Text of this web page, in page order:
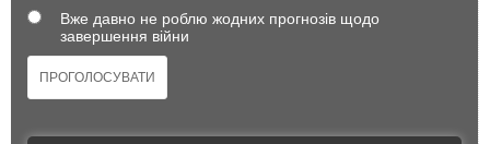
Вже давно не роблю жодних прогнозів щодо
завершення війни